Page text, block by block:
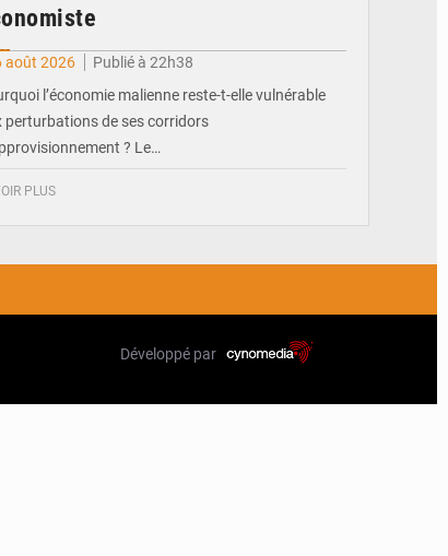
août 2026
Publié à 22h38
l’économie malienne reste-t-elle vulnérable
perturbations de ses corridors
? Le…
PLUS
Développé par